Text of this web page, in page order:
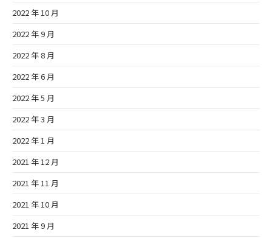
2022 年 10 月
2022 年 9 月
2022 年 8 月
2022 年 6 月
2022 年 5 月
2022 年 3 月
2022 年 1 月
2021 年 12 月
2021 年 11 月
2021 年 10 月
2021 年 9 月